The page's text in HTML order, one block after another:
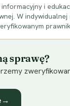
i
W indywidualnej
sprawę?
→